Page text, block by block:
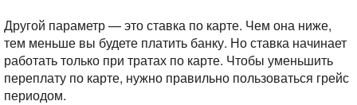
Другой параметр — это ставка по карте. Чем она ниже,
тем меньше вы будете платить банку. Но ставка начинает
работать только при тратах по карте. Чтобы уменьшить
переплату по карте, нужно правильно пользоваться грейс
периодом.